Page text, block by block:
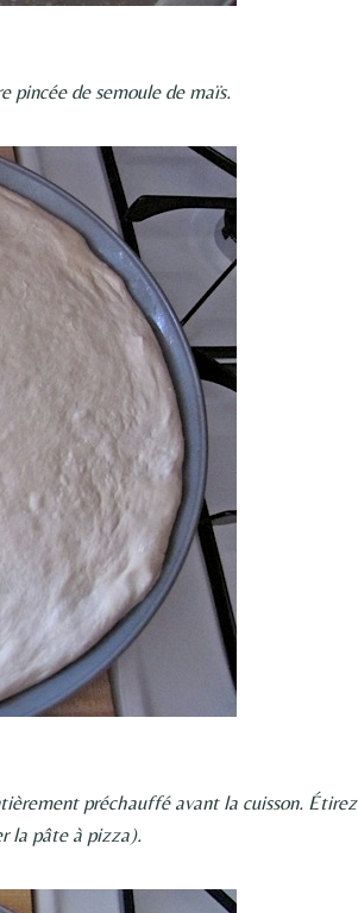
pincée de semoule de maïs.
préchauffé avant la cuisson. Étirez
la pâte à pizza).